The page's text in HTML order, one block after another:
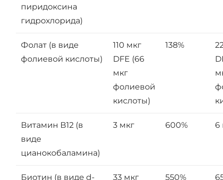
пиридоксина
гидрохлорида)
Фолат (в виде
фолиевой кислоты)
110 мкг
DFE (66
мкг
фолиевой
кислоты)
138%
Витамин В12 (в
виде
цианокобаламина)
3 мкг 600% 6
Биотин (в виде d-
33 мкг 550%